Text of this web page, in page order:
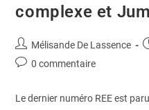
complexe et
Mélisande De Lassence
0 commentaire
Le dernier numéro REE est paru